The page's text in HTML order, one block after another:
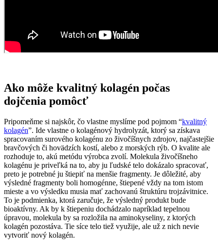
Ako môže kvalitný kolagén počas
dojčenia pomôcť
Pripomeňme si najskôr, čo vlastne myslíme pod pojmom “kvalitný
kolagén”. Ide vlastne o kolagénový hydrolyzát, ktorý sa získava
spracovaním surového kolagénu zo živočíšnych zdrojov, najčastejšie
bravčových či hovädzích kostí, alebo z morských rýb. O kvalite ale
rozhoduje to, akú metódu výrobca zvolí. Molekula živočíšneho
kolagénu je priveľká na to, aby ju ľudské telo dokázalo spracovať,
preto je potrebné ju štiepiť na menšie fragmenty. Je dôležité, aby
výsledné fragmenty boli homogénne, štiepené vždy na tom istom
mieste a vo výsledku musia mať zachovanú štruktúru trojzávitnice.
To je podmienka, ktorá zaručuje, že výsledný produkt bude
bioaktívny. Ak by k štiepeniu dochádzalo napríklad tepelnou
úpravou, molekula by sa rozložila na aminokyseliny, z ktorých
kolagén pozostáva. Tie síce telo tiež využije, ale už z nich nevie
vytvoriť nový kolagén.